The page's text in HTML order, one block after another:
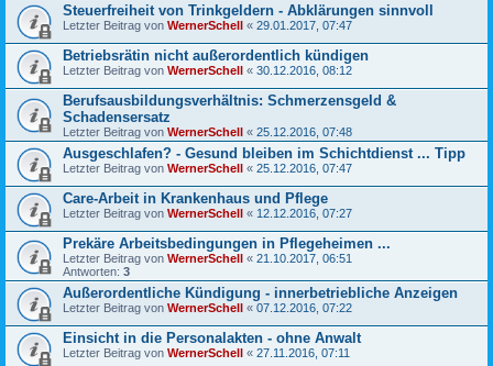
Steuerfreiheit von Trinkgeldern - Abklärungen sinnvoll
Letzter Beitrag von WernerSchell « 29.01.2017, 07:47
Betriebsrätin nicht außerordentlich kündigen
Letzter Beitrag von WernerSchell « 30.12.2016, 08:12
Berufsausbildungsverhältnis: Schmerzensgeld &
Schadensersatz
Letzter Beitrag von WernerSchell « 25.12.2016, 07:48
Ausgeschlafen? - Gesund bleiben im Schichtdienst ... Tipp
Letzter Beitrag von WernerSchell « 25.12.2016, 07:47
Care-Arbeit in Krankenhaus und Pflege
Letzter Beitrag von WernerSchell « 12.12.2016, 07:27
Prekäre Arbeitsbedingungen in Pflegeheimen ...
Letzter Beitrag von WernerSchell « 21.10.2017, 06:51
Antworten: 3
Außerordentliche Kündigung - innerbetriebliche Anzeigen
Letzter Beitrag von WernerSchell « 07.12.2016, 07:22
Einsicht in die Personalakten - ohne Anwalt
Letzter Beitrag von WernerSchell « 27.11.2016, 07:11